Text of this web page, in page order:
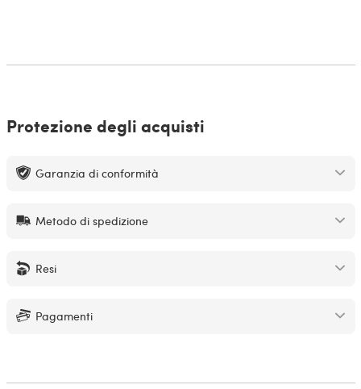
Protezione degli acquisti
Garanzia di conformità
Metodo di spedizione
Resi
Pagamenti